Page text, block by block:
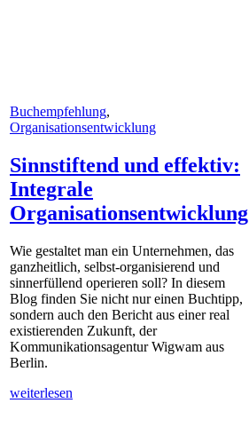
Buchempfehlung,
Organisationsentwicklung
Sinnstiftend und effektiv:
Integrale
Organisationsentwicklung
Wie gestaltet man ein Unternehmen, das
ganzheitlich, selbst-organisierend und
sinnerfüllend operieren soll? In diesem
Blog finden Sie nicht nur einen Buchtipp,
sondern auch den Bericht aus einer real
existierenden Zukunft, der
Kommunikationsagentur Wigwam aus
Berlin.
weiterlesen